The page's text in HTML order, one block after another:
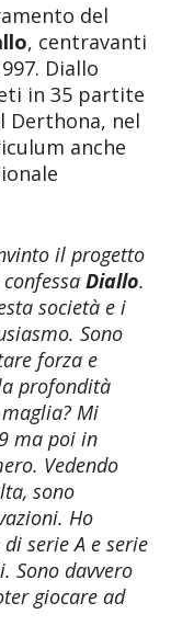
del
, centravanti
Diallo
in 35 partite
Derthona, nel
anche
il progetto
Diallo.
società e i
Sono
forza e
profondità
Mi
ma poi in
Vedendo
sono
Ho
serie A e serie
Sono davvero
giocare ad